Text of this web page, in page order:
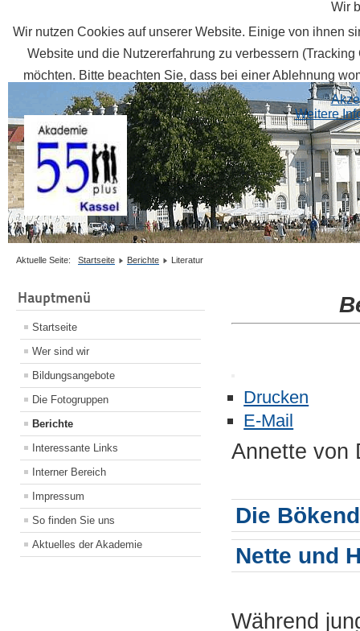
Aktuelle Seite: Startseite Berichte Literatur
Hauptmenü
Startseite
Wer sind wir
Bildungsangebote
Die Fotogruppen
Berichte
Interessante Links
Interner Bereich
Impressum
So finden Sie uns
Aktuelles der Akademie
Drucken
E-Mail
Annette von
Die
Nette und
Während
Wir
Wir nutzen Cookies auf unserer Website. Einige von ihnen
Website und die Nutzererfahrung zu verbessern
möchten. Bitte beachten Sie, dass bei einer Ablehnung
Weitere